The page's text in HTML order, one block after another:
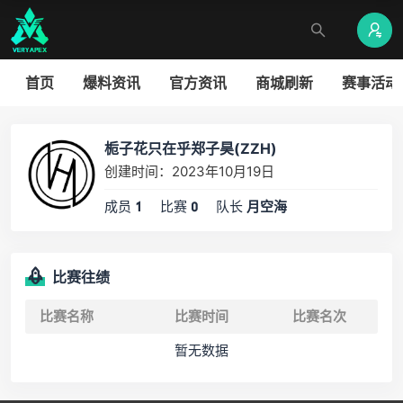
首页 爆料资讯 官方资讯 商城刷新 赛事活动
栀子花只在乎郑子昊(ZZH)
创建时间：2023年10月19日
成员 1 比赛 0 队长 月空海
比赛往绩
比赛名称 比赛时间
比赛名次
暂无数据